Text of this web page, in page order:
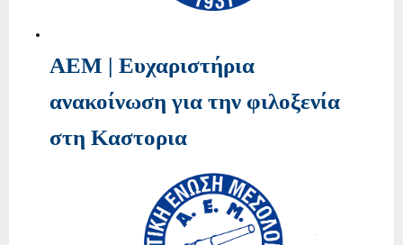
ΑΕΜ | Ευχαριστήρια
ανακοίνωση για την φιλοξενία
στη Καστορια